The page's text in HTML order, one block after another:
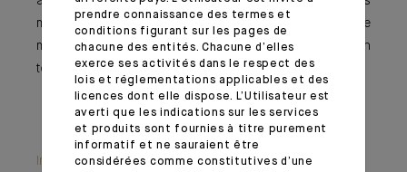
marchés qui a suivi l’inflation d’octobre était justifiée
mais à notre sens il est encore tôt pour parier sur un
tournant de la Fed dès cette fin d’année.
Information importante
prendre connaissance des termes et
conditions figurant sur les pages de
chacune des entités. Chacune d’elles
exerce ses activités dans le respect des
lois et réglementations applicables et des
licences dont elle dispose. L’Utilisateur est
averti que les indications sur les services
et produits sont fournies à titre purement
informatif et ne sauraient être
considérées comme constitutives d’une